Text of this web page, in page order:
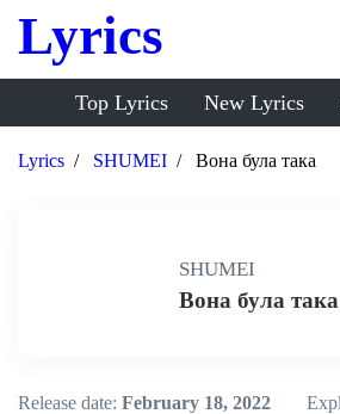
Lyrics
Top Lyrics New Lyrics
Lyrics SHUMEI Вона була така
SHUMEI
Вона була така
Release date: February 18, 2022